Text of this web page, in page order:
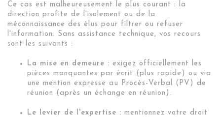
Ce cas est malheureusement le plus courant : la
direction profite de l'isolement ou de la
méconnaissance des élus pour filtrer ou refuser
l'information. Sans assistance technique, vos recours
sont les suivants :
La mise en demeure : exigez officiellement les
pièces manquantes par écrit (plus rapide) ou via
une mention expresse au Procès-Verbal (PV) de
réunion (après un échange en réunion) .
Le levier de l'expertise : mentionnez votre droit